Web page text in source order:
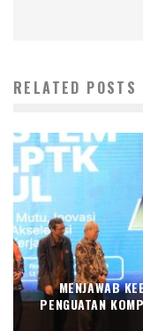
RELATED POSTS
MENJAWAB
PENGUATAN